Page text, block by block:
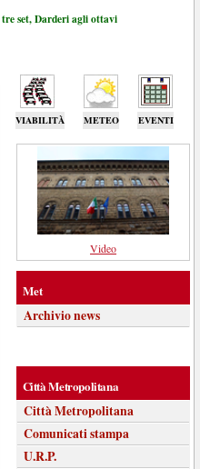
set, Darderi agli ottavi
VIABILITÀ METEO EVENTI
Video
Met
Archivio news
Città Metropolitana
Città Metropolitana
Comunicati stampa
U.R.P.